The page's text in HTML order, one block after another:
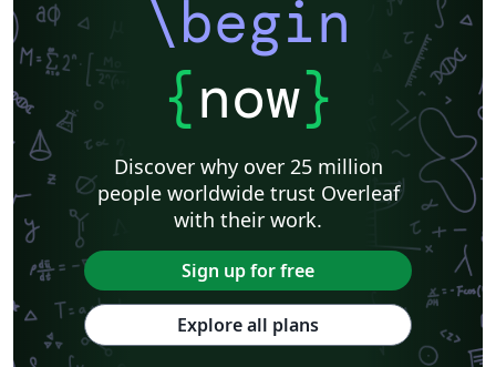
\begin
{now}
Discover why over 25 million
people worldwide trust Overleaf
with their work.
Sign up for free
Explore all plans